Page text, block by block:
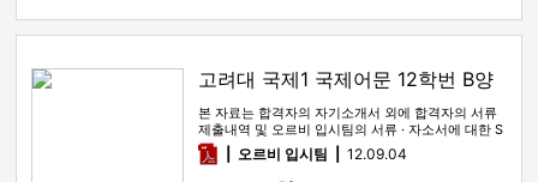
고려대 국제1 국제어문 12학번 B양
본 자료는 합격자의 자기소개서 외에 합격자의 서류
제출내역 및 오르비 입시팀의 서류 · 자소서에 대한 S
WOT 분석이 포함돼 …
pdf오르비 입시팀 12.09.04